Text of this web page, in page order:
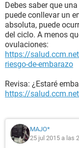
Debes saber que
puede conllevar un
absoluta, puede
del ciclo. A menos
ovulaciones:
https://
riesgo-de-embarazo
Revisa: ¿Estaré
https://
MAJO*
25 jul 2015 a las